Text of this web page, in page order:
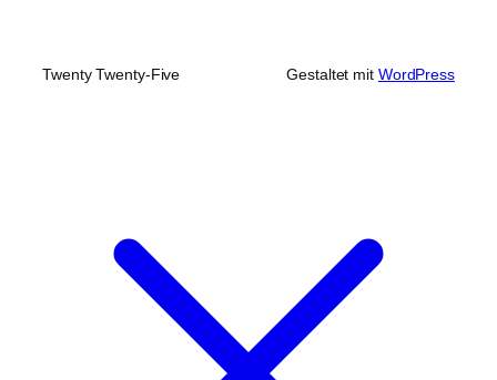
Twenty Twenty-Five Gestaltet mit WordPress